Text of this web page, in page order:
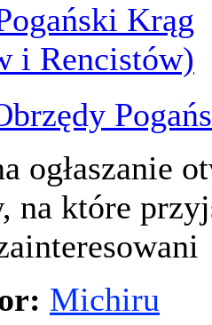
Krąg
i Rencistów)
ogłaszanie
na które
Michiru